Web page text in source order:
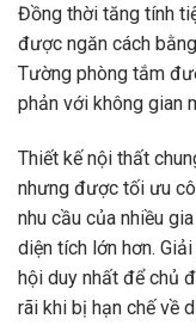
Đồng thời tăng tính
được ngăn cách
Tường phòng tắm
phản với không gian
Thiết kế nội thất
nhưng được tối ưu
nhu cầu của nhiều
diện tích lớn hơn.
hội duy nhất để chủ
rãi khi bị hạn chế về